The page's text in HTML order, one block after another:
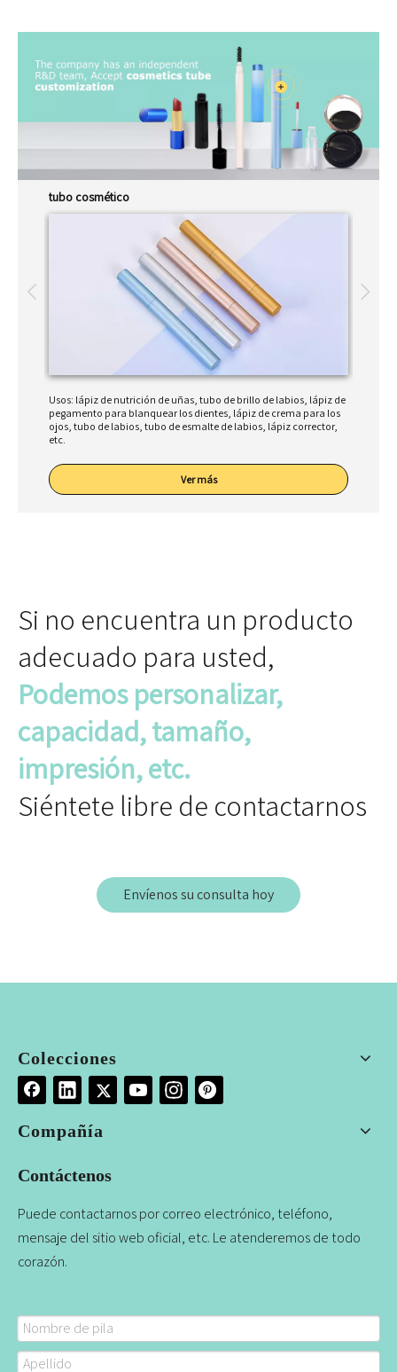
tubo cosmético
Usos: lápiz de nutrición de uñas, tubo de brillo de labios, lápiz de
pegamento para blanquear los dientes, lápiz de crema para los
ojos, tubo de labios, tubo de esmalte de labios, lápiz corrector,
etc.
Ver más
Si no encuentra un producto
adecuado para usted,
Podemos personalizar,
capacidad, tamaño,
impresión, etc.
Siéntete libre de contactarnos
Envíenos su consulta hoy
Colecciones
Compañía
Contáctenos
Puede contactarnos por correo electrónico, teléfono,
mensaje del sitio web oficial, etc. Le atenderemos de todo
corazón.